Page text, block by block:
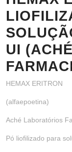
UI
HEMAX ERITRON
(alfaepoetina)
Aché Laboratórios
Pó liofilizado para